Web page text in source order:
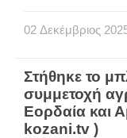
02 Δεκέμβριος
Στήθηκε το
συμμετοχή
Εορδαία και
kozani.tv )